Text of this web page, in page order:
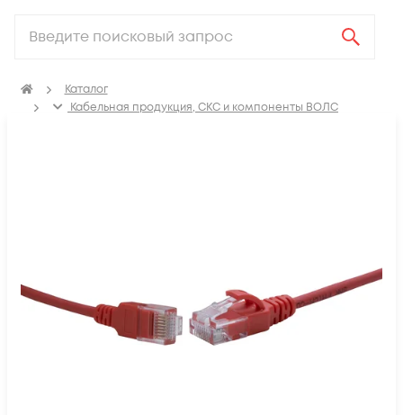
Каталог
Кабельная продукция, СКС и компоненты ВОЛС